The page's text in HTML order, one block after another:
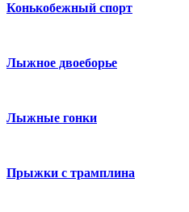
Конькобежный спорт
Лыжное двоеборье
Лыжные гонки
Прыжки с трамплина